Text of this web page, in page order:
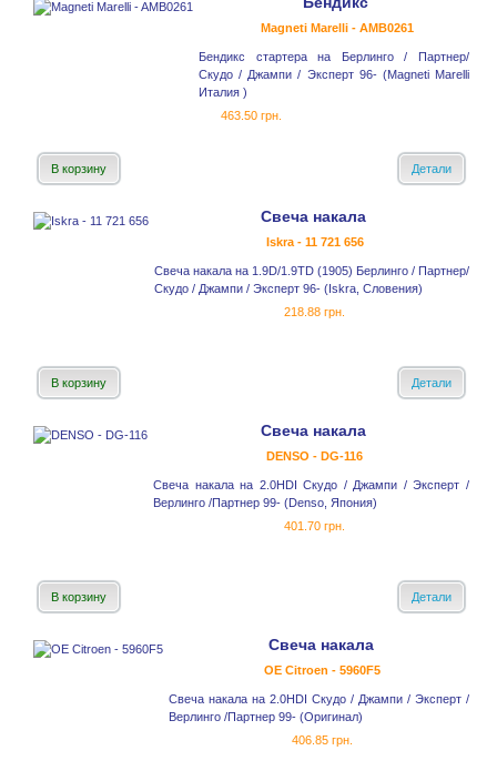
Magneti Marelli - AMB0261
Бендикс стартера на Берлинго / Партнер/
Скудо / Джампи / Эксперт 96- (Magneti Marelli
Италия )
463.50 грн.
В корзину Детали
Свеча накала
Iskra - 11 721 656
Свеча накала на 1.9D/1.9TD (1905) Берлинго / Партнер/
Скудо / Джампи / Эксперт 96- (Iskra, Словения)
218.88 грн.
В корзину Детали
Свеча накала
DENSO - DG-116
Свеча накала на 2.0HDI Скудо / Джампи / Эксперт /
Верлинго /Партнер 99- (Denso, Япония)
401.70 грн.
В корзину Детали
Свеча накала
OE Citroen - 5960F5
Свеча накала на 2.0HDI Скудо / Джампи / Эксперт /
Верлинго /Партнер 99- (Оригинал)
406.85 грн.